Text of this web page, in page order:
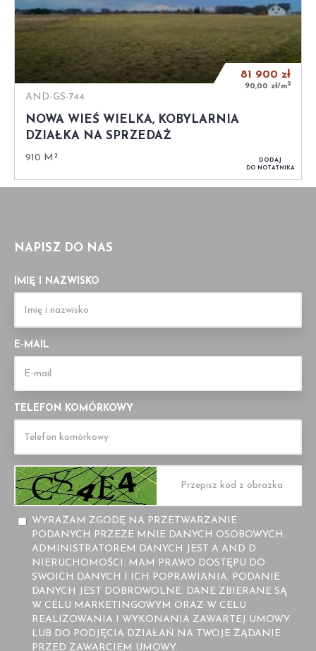
AND-GS-744
NOWA WIEŚ WIELKA, KOBYLARNIA
DZIAŁKA NA SPRZEDAŻ
910 M²
81 900 zł
90,00 zł/m2
DODAJ
DO NOTATNIKA
NAPISZ DO NAS
IMIĘ I NAZWISKO
E-MAIL
TELEFON KOMÓRKOWY
WYRAŻAM ZGODĘ NA PRZETWARZANIE
PODANYCH PRZEZE MNIE DANYCH OSOBOWYCH.
ADMINISTRATOREM DANYCH JEST A AND D
NIERUCHOMOŚCI. MAM PRAWO DOSTĘPU DO
SWOICH DANYCH I ICH POPRAWIANIA. PODANIE
DANYCH JEST DOBROWOLNE. DANE ZBIERANE SĄ
W CELU MARKETINGOWYM ORAZ W CELU
REALIZOWANIA I WYKONANIA ZAWARTEJ UMOWY
LUB DO PODJĘCIA DZIAŁAŃ NA TWOJE ŻĄDANIE
PRZED ZAWARCIEM UMOWY.